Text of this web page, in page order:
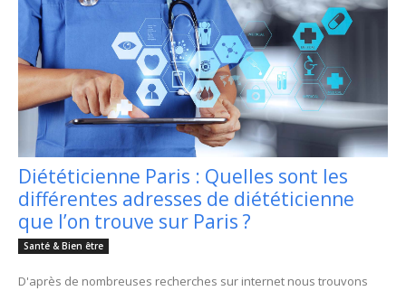
Diététicienne Paris : Quelles sont les
différentes adresses de diététicienne
que l’on trouve sur Paris ?
Santé & Bien être
D'après de nombreuses recherches sur internet nous trouvons